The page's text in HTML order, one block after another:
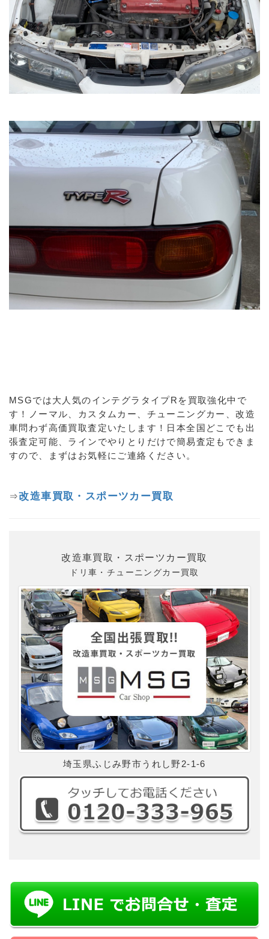
MSGでは大人気のインテグラタイプRを買取強化中で
す！ノーマル、カスタムカー、チューニングカー、改造
車問わず高価買取査定いたします！日本全国どこでも出
張査定可能、ラインでやりとりだけで簡易査定もできま
すので、まずはお気軽にご連絡ください。
⇒改造車買取・スポーツカー買取
改造車買取・スポーツカー買取
ドリ車・チューニングカー買取
埼玉県ふじみ野市うれし野2-1-6